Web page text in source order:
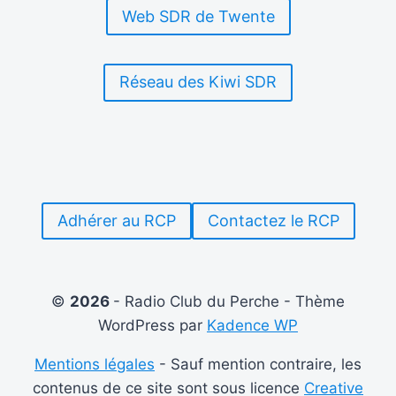
Web SDR de Twente
Réseau des Kiwi SDR
Adhérer au RCP Contactez le RCP
© 2026 - Radio Club du Perche - Thème
WordPress par Kadence WP
Mentions légales - Sauf mention contraire, les
contenus de ce site sont sous licence Creative